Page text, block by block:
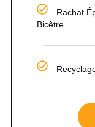
Rachat
Bicêtre